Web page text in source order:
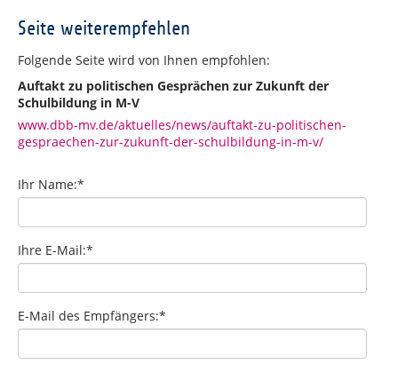
Seite weiterempfehlen
Folgende Seite wird von Ihnen empfohlen:
Auftakt zu politischen Gesprächen zur Zukunft der
Schulbildung in M-V
www.dbb-mv.de/aktuelles/news/auftakt-zu-politischen-
gespraechen-zur-zukunft-der-schulbildung-in-m-v/
Ihr Name:*
Ihre E-Mail:*
E-Mail des Empfängers:*